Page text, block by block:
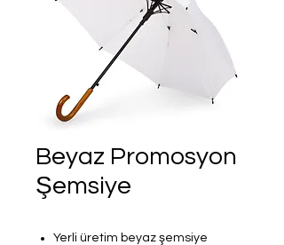
Beyaz Promosyon
Şemsiye
Yerli üretim beyaz şemsiye